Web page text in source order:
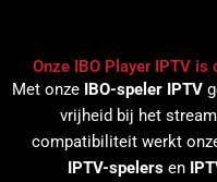
Onze IBO Player IPTV
Met onze IBO-speler IPTV
vrijheid bij het
compatibiliteit werkt
IPTV-spelers en